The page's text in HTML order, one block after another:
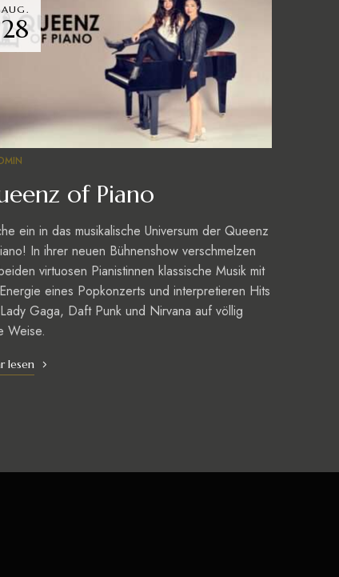
AUG.
28
of Piano
ein in das musikalische Universum der Queenz
In ihrer neuen Bühnenshow verschmelzen
virtuosen Pianistinnen klassische Musik mit
eines Popkonzerts und interpretieren Hits
Gaga, Daft Punk und Nirvana auf völlig
Weise.
lesen